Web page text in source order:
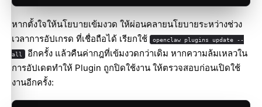
หากตั้งใจให้นโยบายเข้มงวด ให้ผ่อนคลายนโยบายระหว่างช่วง
เวลาการอัปเกรด ที่เชื่อถือได้ เรียกใช้
openclaw plugins update --
all อีกครั้ง แล้วคืนค่ากฎที่เข้มงวดกว่าเดิม หากความล้มเหลวใน
การอัปเดตทำให้ Plugin ถูกปิดใช้งาน ให้ตรวจสอบก่อนเปิดใช้
งานอีกครั้ง: